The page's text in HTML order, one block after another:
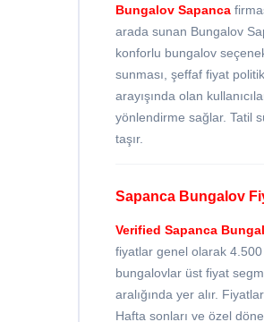
Bungalov Sapanca
arada sunan Bungalov
konforlu bungalov
sunması, şeffaf fiyat
arayışında olan
yönlendirme sağlar. Tatil
taşır.
Sapanca Bungalov
Verified Sapanca
fiyatlar genel olarak
bungalovlar üst fiyat
aralığında yer alır.
Hafta sonları ve özel